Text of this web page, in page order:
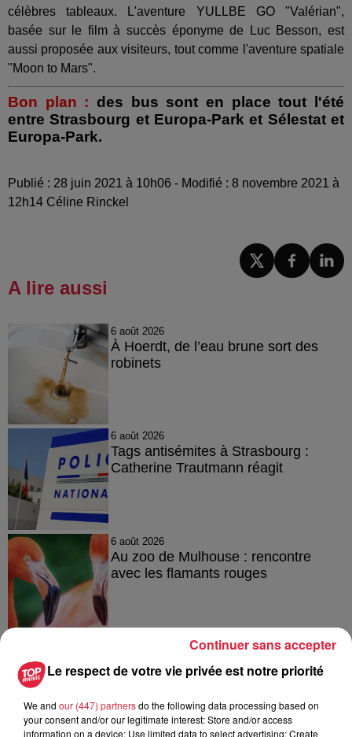
célèbres tableaux. L'aventure YULLBE GO "Valérian",
basée sur le film à succès éponyme de Luc Besson, est
aussi proposée aux visiteurs, tout comme l'aventure spatiale
"Moon to Mars".
Bon plan : des bus sont en place tout l'été
entre Strasbourg et Europa-Park et Sélestat et
Europa-Park.
Publié : 28 juin 2021 à 10h06 - Modifié : 8 novembre 2021 à
12h14 Céline Rinckel
A lire aussi
6 août 2026
À Hoerdt, de l’eau brune sort des
robinets
6 août 2026
Tags antisémites à Strasbourg :
Catherine Trautmann réagit
6 août 2026
Au zoo de Mulhouse : rencontre
avec les flamants rouges
À découvrir également
Le respect de votre vie privée est notre priorité
We and our (447) partnersdo the following data processing based on
your consent and/or our legitimate interest: Store and/or access
information on a device; Use limited data to select advertising; Create
Continuer sans accepter